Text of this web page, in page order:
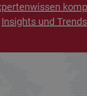
Insights und